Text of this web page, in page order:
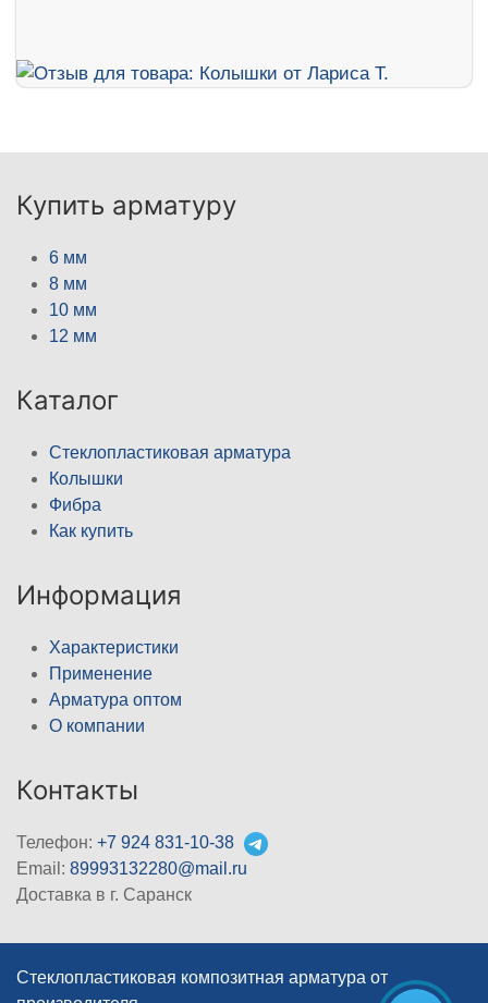
Купить арматуру
6 мм
8 мм
10 мм
12 мм
Каталог
Стеклопластиковая арматура
Колышки
Фибра
Как купить
Информация
Характеристики
Применение
Арматура оптом
О компании
Контакты
Телефон: +7 924 831-10-38
Email: 89993132280@mail.ru
Доставка в г. Саранск
Стеклопластиковая композитная арматура от